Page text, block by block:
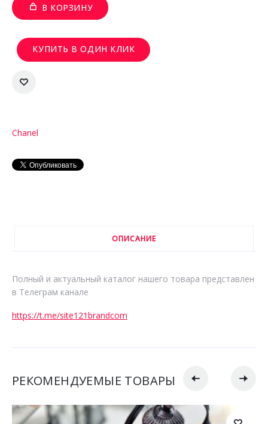
В КОРЗИНУ
КУПИТЬ В ОДИН КЛИК
Chanel
ОПИСАНИЕ
Полный и актуальный каталог нашего товара представлен
в Телеграм канале
https://t.me/site121brandcom
РЕКОМЕНДУЕМЫЕ ТОВАРЫ